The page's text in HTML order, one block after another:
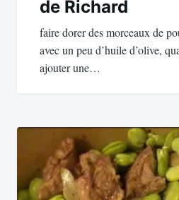
l’article
de Richard
faire dorer des morceaux de
avec un peu d’huile d’olive,
ajouter une…